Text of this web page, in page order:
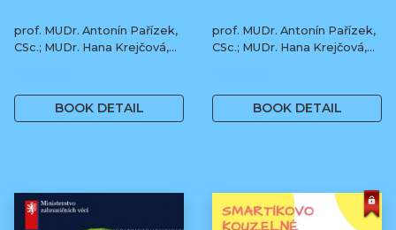
prof. MUDr. Antonín Pařízek,
CSc.; MUDr. Hana Krejčová,
Tomáš Honzík, Ph.D. a kol.
BOOK DETAIL
prof. MUDr. Antonín Pařízek,
CSc.; MUDr. Hana Krejčová,
Tomáš Honzík, Ph.D. a kol.
BOOK DETAIL